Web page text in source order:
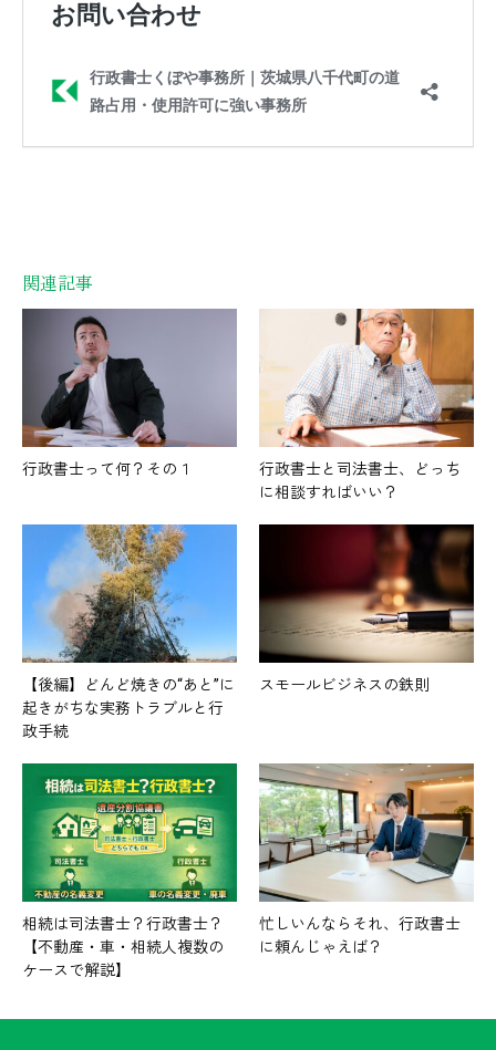
関連記事
行政書士って何？その１
行政書士と司法書士、どっち
に相談すればいい？
【後編】どんど焼きの“あと”に
起きがちな実務トラブルと行
政手続
スモールビジネスの鉄則
相続は司法書士？行政書士？
【不動産・車・相続人複数の
ケースで解説】
忙しいんならそれ、行政書士
に頼んじゃえば？